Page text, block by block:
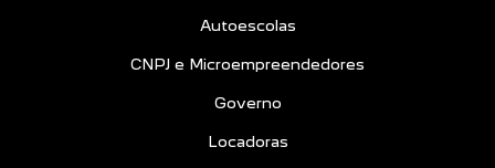
Autoescolas
CNPJ e Microempreendedores
Governo
Locadoras